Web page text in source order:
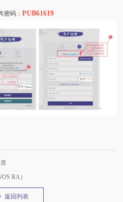
密码： PUB61619
RA）
返回列表